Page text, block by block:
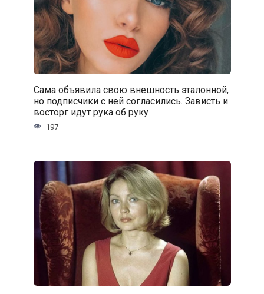
Сама объявила свою внешность эталонной,
но подписчики с ней согласились. Зависть и
восторг идут рука об руку
197